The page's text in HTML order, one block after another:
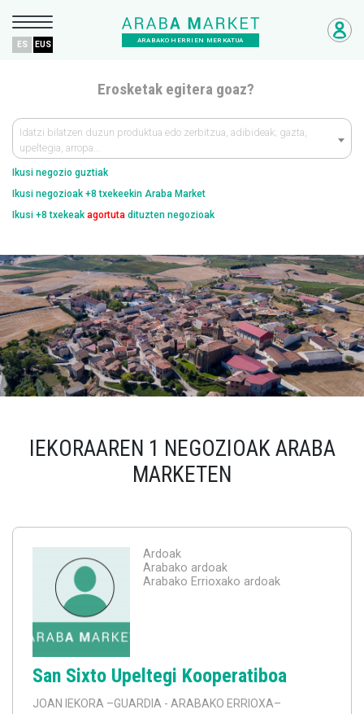
ARABAKO HERRIEN MERKATUA
ES EUS
Erosketak egitera goaz?
Idatzi bilatzen duzun produktua edo zerbitzua, adibideak; gazta,
upeltegia, arropa…
Ikusi negozio guztiak
Ikusi negozioak +8 txekeekin Araba Market
Ikusi +8 txekeak agortuta dituzten negozioak
IEKORAAREN 1 NEGOZIOAK ARABA
MARKETEN
Ardoak
Arabako ardoak
Arabako Errioxako ardoak
San Sixto Upeltegi Kooperatiboa
JOAN IEKORA –GUARDIA - ARABAKO ERRIOXA–